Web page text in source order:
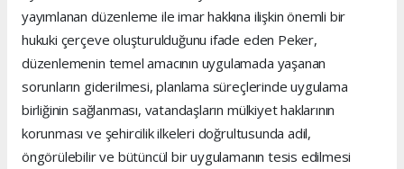
yayımlanan düzenleme ile imar hakkına ilişkin önemli bir
hukuki çerçeve oluşturulduğunu ifade eden Peker,
düzenlemenin temel amacının uygulamada yaşanan
sorunların giderilmesi, planlama süreçlerinde uygulama
birliğinin sağlanması, vatandaşların mülkiyet haklarının
korunması ve şehircilik ilkeleri doğrultusunda adil,
öngörülebilir ve bütüncül bir uygulamanın tesis edilmesi